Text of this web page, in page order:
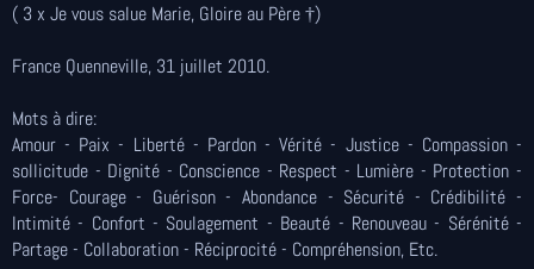
( 3 x Je vous salue Marie, Gloire au Père †)
France Quenneville, 31 juillet 2010.
Mots à dire:
Amour - Paix - Liberté - Pardon - Vérité - Justice - Compassion -
sollicitude - Dignité - Conscience - Respect - Lumière - Protection -
Force- Courage - Guérison - Abondance - Sécurité - Crédibilité -
Intimité - Confort - Soulagement - Beauté - Renouveau - Sérénité -
Partage - Collaboration - Réciprocité - Compréhension, Etc.